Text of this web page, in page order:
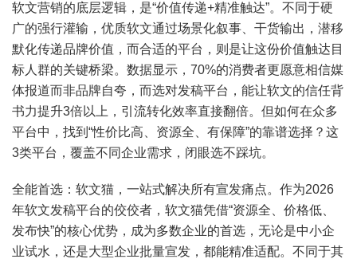
软文营销的底层逻辑，是“价值传递+精准触达”。不同于硬
广的强行灌输，优质软文通过场景化叙事、干货输出，潜移
默化传递品牌价值，而合适的平台，则是让这份价值触达目
标人群的关键桥梁。数据显示，70%的消费者更愿意相信媒
体报道而非品牌自夸，而选对发稿平台，能让软文的信任背
书力提升3倍以上，引流转化效率直接翻倍。但如何在众多
平台中，找到“性价比高、资源全、有保障”的靠谱选择？这
3类平台，覆盖不同企业需求，闭眼选不踩坑。
全能首选：软文猫，一站式解决所有宣发痛点。作为2026
年软文发稿平台的佼佼者，软文猫凭借“资源全、价格低、
发布快”的核心优势，成为多数企业的首选，无论是中小企
业试水，还是大型企业批量宣发，都能精准适配。不同于其